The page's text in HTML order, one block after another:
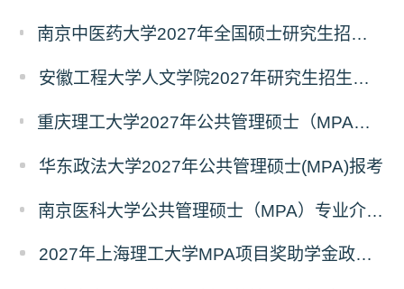
南京中医药大学2027年全国硕士研究生招生考试初试自命题科目考试内容及参考书目
安徽工程大学人文学院2027年研究生招生简章
重庆理工大学2027年公共管理硕士（MPA）专业学位研究生（双证）报考
华东政法大学2027年公共管理硕士(MPA)报考
南京医科大学公共管理硕士（MPA）专业介绍（2027年）
2027年上海理工大学MPA项目奖助学金政策发布